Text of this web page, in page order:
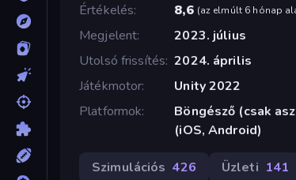
Értékelés
8,6 (az elmúlt 6 hónap
Megjelent
2023. július
Utolsó frissítés 2024. április
Játékmotor
Unity 2022
Platformok
Böngésző (csak
(iOS, Android)
Szimulációs 426 Üzleti 141